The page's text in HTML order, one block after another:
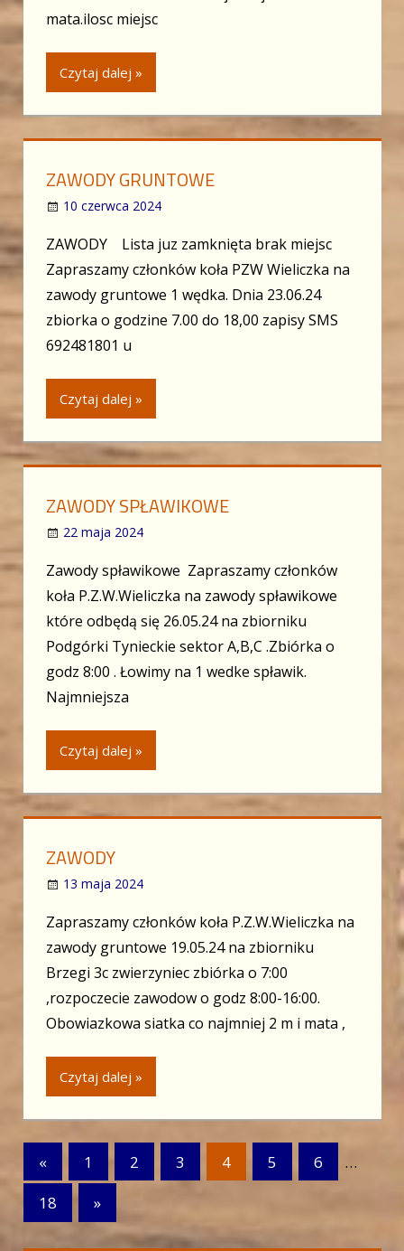
mata.ilosc miejsc
Czytaj dalej »
ZAWODY GRUNTOWE
10 czerwca 2024
ZAWODY Lista juz zamknięta brak miejsc
Zapraszamy członków koła PZW Wieliczka na
zawody gruntowe 1 wędka. Dnia 23.06.24
zbiorka o godzine 7.00 do 18,00 zapisy SMS
692481801 u
Czytaj dalej »
ZAWODY SPŁAWIKOWE
22 maja 2024
Zawody spławikowe Zapraszamy członków
koła P.Z.W.Wieliczka na zawody spławikowe
które odbędą się 26.05.24 na zbiorniku
Podgórki Tynieckie sektor A,B,C .Zbiórka o
godz 8:00 . Łowimy na 1 wedke spławik.
Najmniejsza
Czytaj dalej »
ZAWODY
13 maja 2024
Zapraszamy członków koła P.Z.W.Wieliczka na
zawody gruntowe 19.05.24 na zbiorniku
Brzegi 3c zwierzyniec zbiórka o 7:00
,rozpoczecie zawodow o godz 8:00-16:00.
Obowiazkowa siatka co najmniej 2 m i mata ,
Czytaj dalej »
Stronicowanie
wpisów
«Previous
Posts
1 2 3 4 5 6
…
18
Next
Posts
»